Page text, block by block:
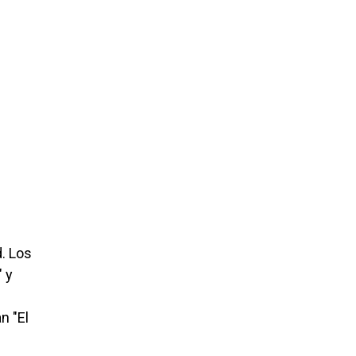
Los
y
"El